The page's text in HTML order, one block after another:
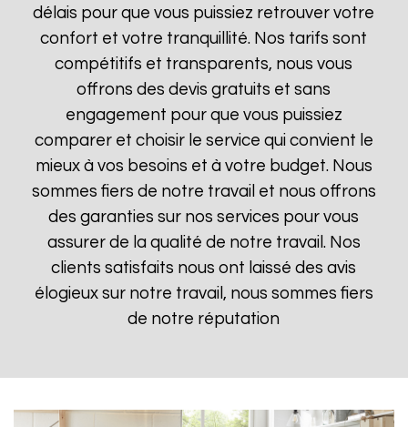
délais pour que vous puissiez retrouver votre
confort et votre tranquillité. Nos tarifs sont
compétitifs et transparents, nous vous
offrons des devis gratuits et sans
engagement pour que vous puissiez
comparer et choisir le service qui convient le
mieux à vos besoins et à votre budget. Nous
sommes fiers de notre travail et nous offrons
des garanties sur nos services pour vous
assurer de la qualité de notre travail. Nos
clients satisfaits nous ont laissé des avis
élogieux sur notre travail, nous sommes fiers
de notre réputation